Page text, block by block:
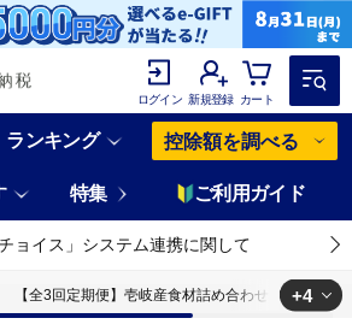
ログイン 新規登録 カート
ランキング 控除額を調べる
特集 ご利用ガイド
ョイス」システム連携に関して
【全3回定期便】壱岐産食材詰め合わせBOX「野
+4